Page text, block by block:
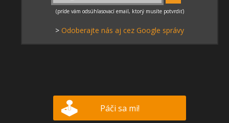
> Odoberajte nás aj cez Google správy
Páči sa mi!